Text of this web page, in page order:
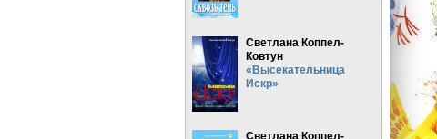
Светлана Коппел-
Ковтун
«Высекательница
Искр»
Светлана Коппел-